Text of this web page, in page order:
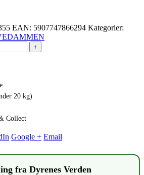
EAN: 5907747866294 Kategorier:
+
20 kg)
Collect
Google + Email
fra Dyrenes Verden